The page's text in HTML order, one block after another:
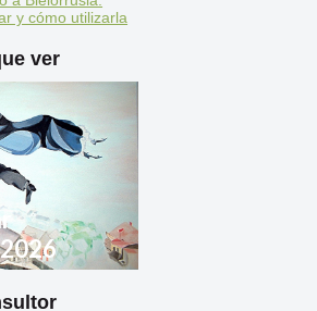
y cómo utilizarla
ver
a